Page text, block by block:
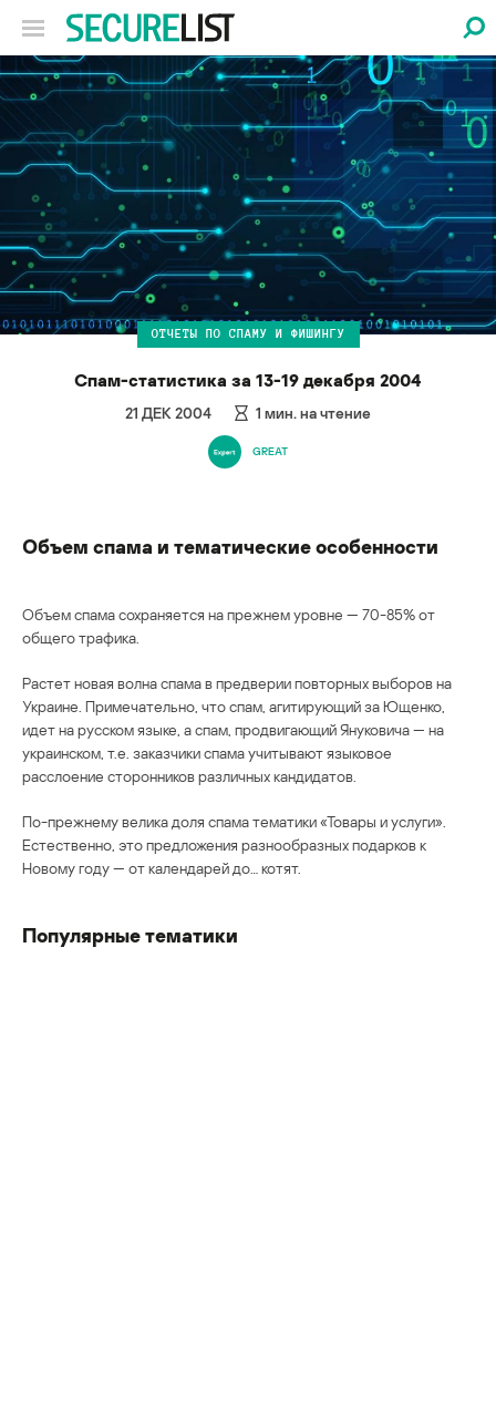
ОТЧЕТЫ ПО СПАМУ И ФИШИНГУ
Спам-статистика за 13-19 декабря 2004
21 ДЕК 2004 1 мин. на чтение
GREAT
Объем спама и тематические особенности
Объем спама сохраняется на прежнем уровне — 70-85% от
общего трафика.
Растет новая волна спама в предверии повторных выборов на
Украине. Примечательно, что спам, агитирующий за Ющенко,
идет на русском языке, а спам, продвигающий Януковича — на
украинском, т.е. заказчики спама учитывают языковое
расслоение сторонников различных кандидатов.
По-прежнему велика доля спама тематики «Товары и услуги».
Естественно, это предложения разнообразных подарков к
Новому году — от календарей до… котят.
Популярные тематики